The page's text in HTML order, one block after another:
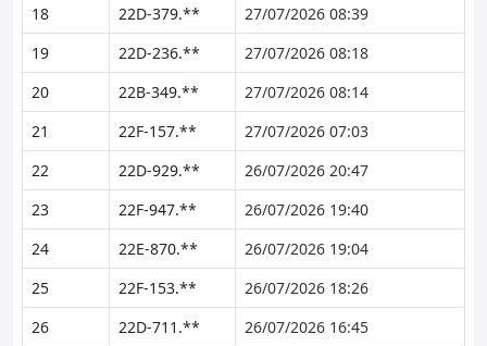
18
22D-379.**
27/07/2026 08:39
19
22D-236.**
27/07/2026 08:18
20
22B-349.**
27/07/2026 08:14
21
22F-157.**
27/07/2026 07:03
22
22D-929.**
26/07/2026 20:47
23
22F-947.**
26/07/2026 19:40
24
22E-870.**
26/07/2026 19:04
25
22F-153.**
26/07/2026 18:26
26
22D-711.**
26/07/2026 16:45